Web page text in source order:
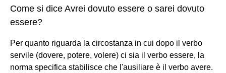
Come si dice Avrei dovuto essere o sarei dovuto
essere?
Per quanto riguarda la circostanza in cui dopo il verbo
servile (dovere, potere, volere) ci sia il verbo essere, la
norma specifica stabilisce che l'ausiliare è il verbo avere.